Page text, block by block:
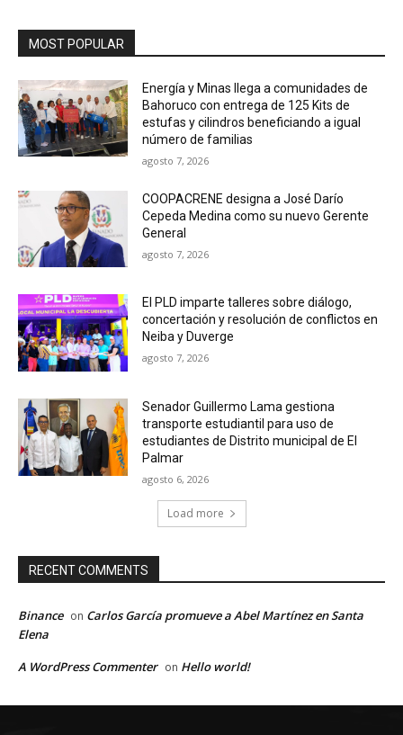
MOST POPULAR
Energía y Minas llega a comunidades de
Bahoruco con entrega de 125 Kits de
estufas y cilindros beneficiando a igual
número de familias
agosto 7, 2026
COOPACRENE designa a José Darío
Cepeda Medina como su nuevo Gerente
General
agosto 7, 2026
El PLD imparte talleres sobre diálogo,
concertación y resolución de conflictos en
Neiba y Duverge
agosto 7, 2026
Senador Guillermo Lama gestiona
transporte estudiantil para uso de
estudiantes de Distrito municipal de El
Palmar
agosto 6, 2026
Load more
RECENT COMMENTS
Binance on Carlos García promueve a Abel Martínez en Santa
Elena
A WordPress Commenter on Hello world!